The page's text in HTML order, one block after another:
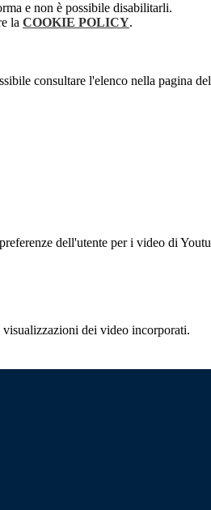
e non è possibile disabilitarli.
la COOKIE POLICY.
consultare l'elenco nella pagina
dell'utente per i video di
visualizzazioni dei video incorporati.